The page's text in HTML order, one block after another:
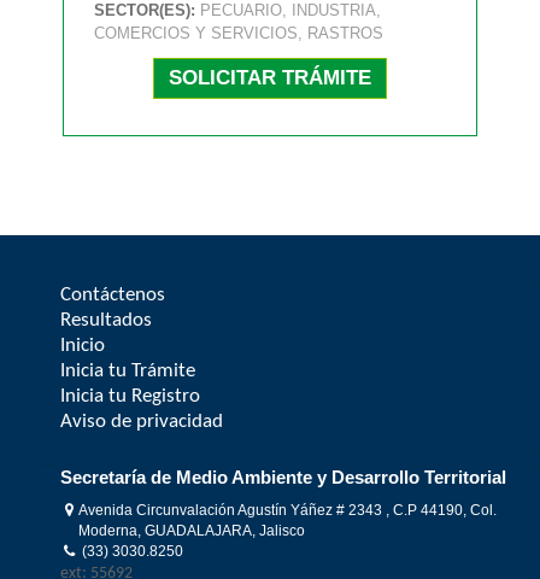
SECTOR(ES): PECUARIO, INDUSTRIA,
COMERCIOS Y SERVICIOS, RASTROS
SOLICITAR TRÁMITE
Contáctenos
Resultados
Inicio
Inicia tu Trámite
Inicia tu Registro
Aviso de privacidad
Secretaría de Medio Ambiente y Desarrollo Territorial
Avenida Circunvalación Agustín Yáñez # 2343 , C.P 44190, Col.
Moderna, GUADALAJARA, Jalisco
(33) 3030.8250
ext: 55692